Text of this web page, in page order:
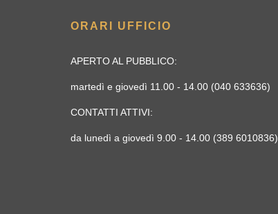
ORARI UFFICIO
APERTO AL PUBBLICO:
martedì e giovedì 11.00 - 14.00 (040 633636)
CONTATTI ATTIVI:
da lunedì a giovedì 9.00 - 14.00 (389 6010836)